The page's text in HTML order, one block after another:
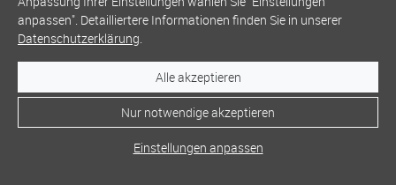
anpassen". Detailliertere Informationen finden Sie in unserer
Datenschutzerklärung.
Alle akzeptieren
Nur notwendige akzeptieren
Einstellungen anpassen